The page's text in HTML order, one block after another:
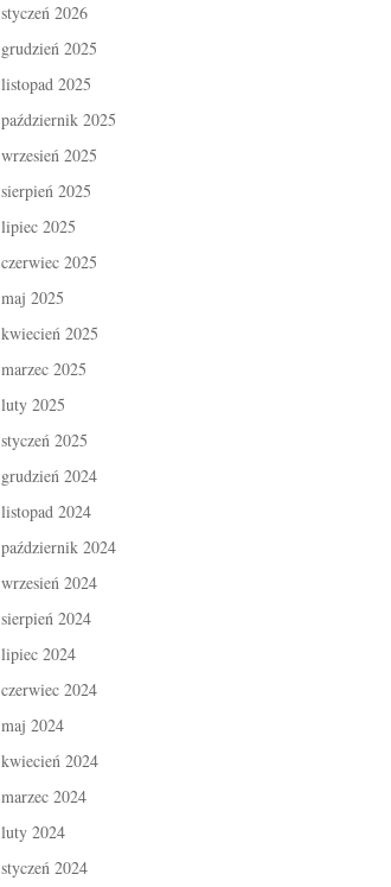
styczeń 2026
grudzień 2025
listopad 2025
październik 2025
wrzesień 2025
sierpień 2025
lipiec 2025
czerwiec 2025
maj 2025
kwiecień 2025
marzec 2025
luty 2025
styczeń 2025
grudzień 2024
listopad 2024
październik 2024
wrzesień 2024
sierpień 2024
lipiec 2024
czerwiec 2024
maj 2024
kwiecień 2024
marzec 2024
luty 2024
styczeń 2024